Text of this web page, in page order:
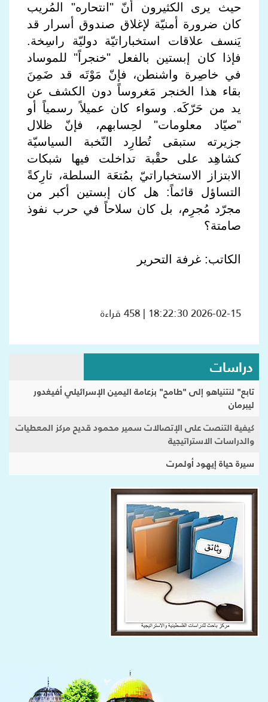
حيث يرى الكثيرون أنّ "انتحاره" المُريب
كان ضرورة أمنيّة لإغلاق صندوق أسرار قد
يَنسف علاقات استخباراتيّة دوليّة راسِخة.
فإذا كان إبستين بالفعل "خنجراً" للموساد
في خاصِرة واشنطن، فإنّ مَوْتَه قد ضَمِنَ
بقاء هذا الخنجر مَغروساً دون الكشف عن
يد من حَرّكَه. وسواء كان عميلاً رسمياً أو
"صيّاد معلومات" لحِسابهم، فإنّ ظلال
جزيرته ستبقى تُطارِد النّخبة السياسيّة
كشاهِد على حقْبة تداخلت فيها شبكات
الابتزاز الاستخباراتيّ بمُتعَة السلطة، تارِكةً
التساؤل قائماً: هل كان إبستين أكبر من
مجرّد مُجرِم، بل كان سلاحاً في حرب نفوذ
صامتة؟
الكاتب: غرفة التحرير
2026-02-15 18:22:30 | 458 قراءة
دراسات
تابع" لنتنياهو إلى "طامح" بزعامة اليمين الإسرائيلي أفيغدور
ليبرمان
كيفية التنصت على الإتصالات سمير محمود قديح مركز المعطيات
والدراسات الاستراتيجية
سيرة حياة إيهود أولمرت